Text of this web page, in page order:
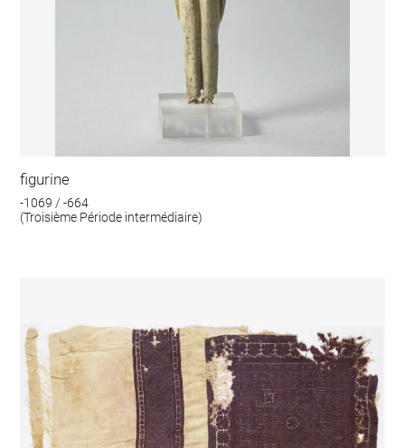
figurine
-1069 / -664
(Troisième Période intermédiaire)